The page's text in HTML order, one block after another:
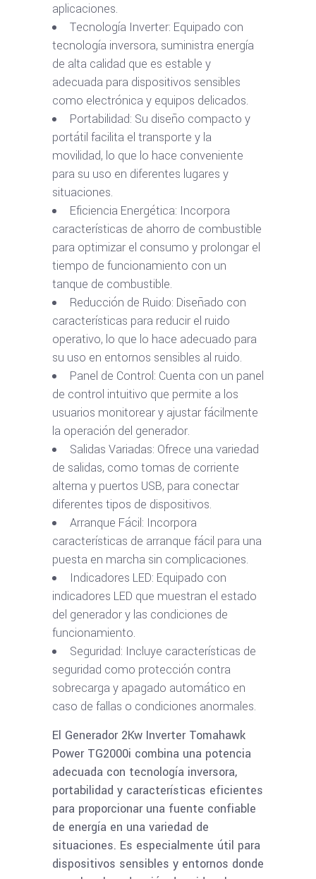
aplicaciones.
Tecnología Inverter: Equipado con
tecnología inversora, suministra energía
de alta calidad que es estable y
adecuada para dispositivos sensibles
como electrónica y equipos delicados.
Portabilidad: Su diseño compacto y
portátil facilita el transporte y la
movilidad, lo que lo hace conveniente
para su uso en diferentes lugares y
situaciones.
Eficiencia Energética: Incorpora
características de ahorro de combustible
para optimizar el consumo y prolongar el
tiempo de funcionamiento con un
tanque de combustible.
Reducción de Ruido: Diseñado con
características para reducir el ruido
operativo, lo que lo hace adecuado para
su uso en entornos sensibles al ruido.
Panel de Control: Cuenta con un panel
de control intuitivo que permite a los
usuarios monitorear y ajustar fácilmente
la operación del generador.
Salidas Variadas: Ofrece una variedad
de salidas, como tomas de corriente
alterna y puertos USB, para conectar
diferentes tipos de dispositivos.
Arranque Fácil: Incorpora
características de arranque fácil para una
puesta en marcha sin complicaciones.
Indicadores LED: Equipado con
indicadores LED que muestran el estado
del generador y las condiciones de
funcionamiento.
Seguridad: Incluye características de
seguridad como protección contra
sobrecarga y apagado automático en
caso de fallas o condiciones anormales.
El Generador 2Kw Inverter Tomahawk
Power TG2000i combina una potencia
adecuada con tecnología inversora,
portabilidad y características eficientes
para proporcionar una fuente confiable
de energía en una variedad de
situaciones. Es especialmente útil para
dispositivos sensibles y entornos donde